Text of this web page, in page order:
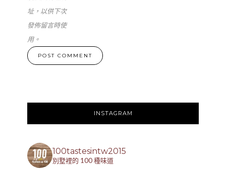
址，以供下次
發佈留言時使
用。
INSTAGRAM
100tastesintw2015
別墅裡的 100 種味道